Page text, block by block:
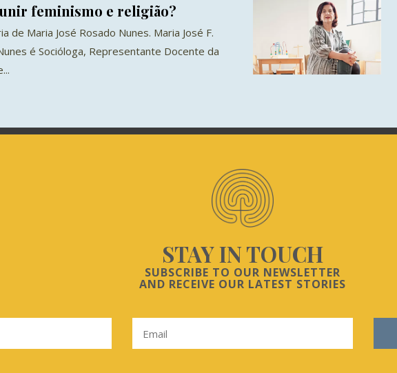
feminismo e religião?
de Maria José Rosado Nunes. Maria José F.
é Socióloga, Representante Docente da
STAY IN TOUCH
SUBSCRIBE TO OUR NEWSLETTER
AND RECEIVE OUR LATEST STORIES